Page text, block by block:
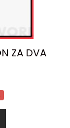
ZA DVA